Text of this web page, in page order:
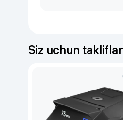
Siz uchun takliflar